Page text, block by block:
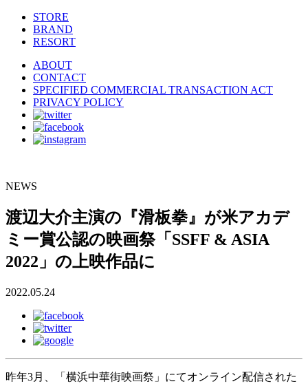
STORE
BRAND
RESORT
ABOUT
CONTACT
SPECIFIED COMMERCIAL TRANSACTION ACT
PRIVACY POLICY
NEWS
渡辺大介主演の『滑板拳』が米アカデ
ミー賞公認の映画祭「SSFF & ASIA
2022」の上映作品に
2022.05.24
昨年3月、「横浜中華街映画祭」にてオンライン配信された